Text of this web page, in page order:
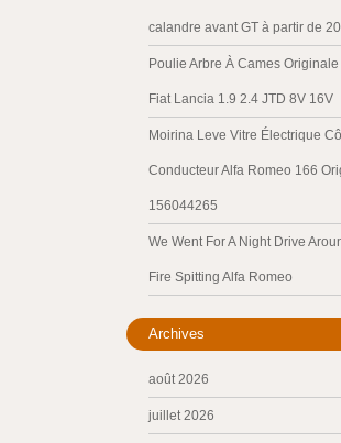
calandre avant GT à partir de
Poulie Arbre À Cames
Fiat Lancia 1.9 2.4 JTD 8V 16V
Moirina Leve Vitre Électrique
Conducteur Alfa Romeo 166
156044265
We Went For A Night Drive
Fire Spitting Alfa Romeo
Archives
août 2026
juillet 2026